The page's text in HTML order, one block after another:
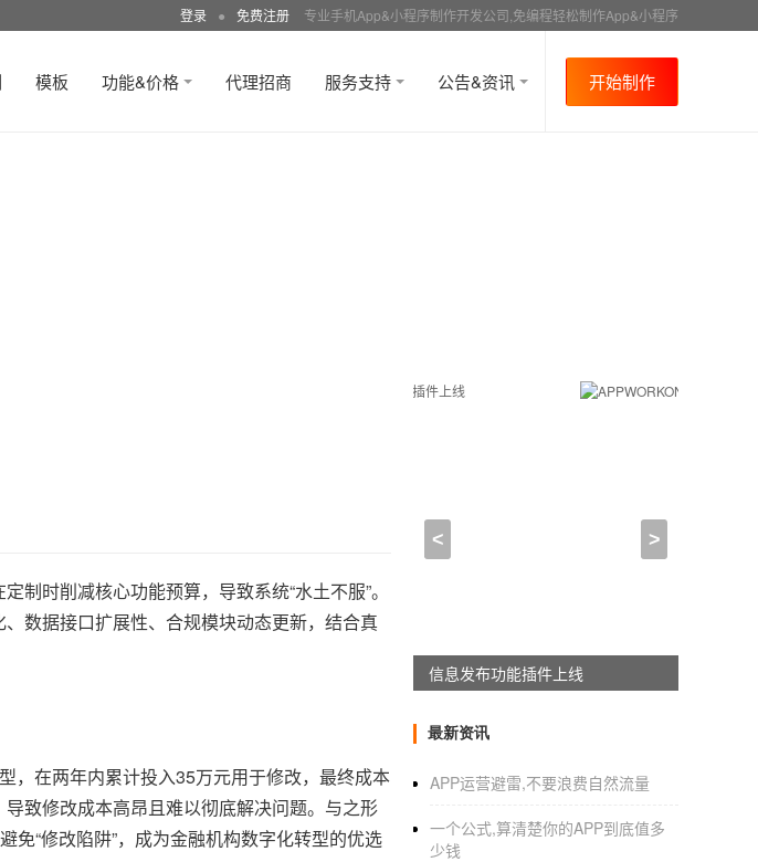
登录 ● 免费注册 专业手机App&小程序制作开发公司,免编程轻松制作App&小程序
模板 功能&价格 代理招商 服务支持 公告&资讯 开始制作
时削减核心功能预算，导致系统“水土不服”。
数据接口扩展性、合规模块动态更新，结合真
，在两年内累计投入35万元用于修改，最终成本
致修改成本高昂且难以彻底解决问题。与之形
免“修改陷阱”，成为金融机构数字化转型的优选
< >
APPWORKON上线
最新资讯
APP运营避雷,不要浪费自然流量
一个公式,算清楚你的APP到底值多
少钱